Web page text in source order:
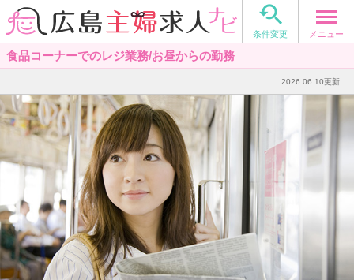

条件変更 メニュー
食品コーナーでのレジ業務/お昼からの勤務
2026.06.10更新